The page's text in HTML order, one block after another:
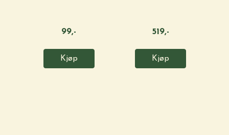
99,-
Kjøp
519,-
Kjøp